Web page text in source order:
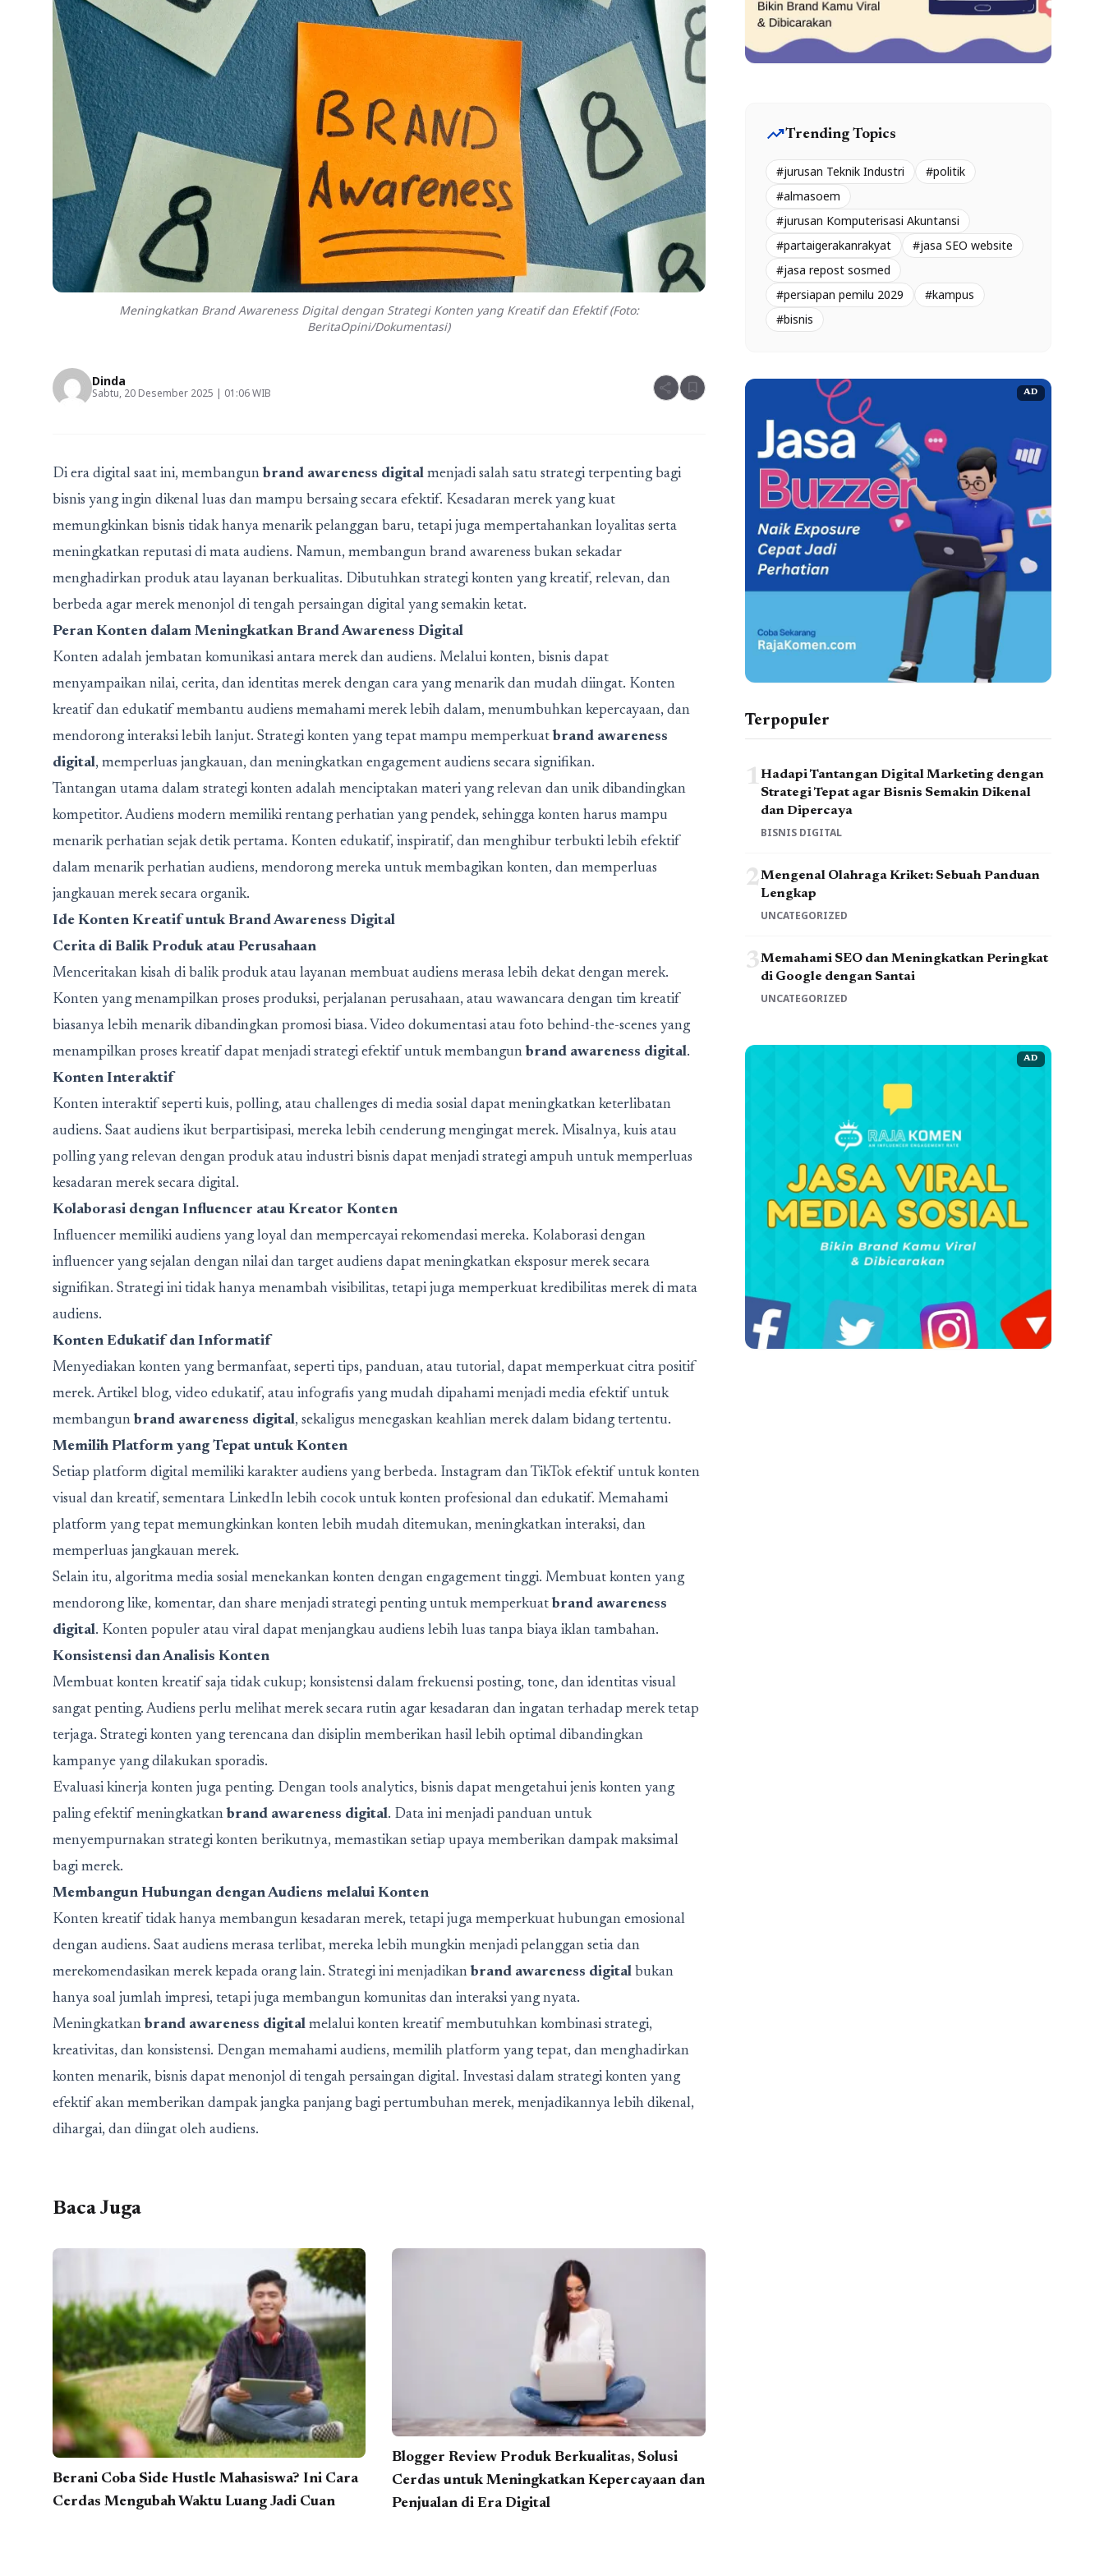
Meningkatkan Brand Awareness Digital dengan Strategi Konten yang Kreatif dan Efektif (Foto:
BeritaOpini/Dokumentasi)
Dinda
Sabtu, 20 Desember 2025 | 01:06 WIB share bookmark
Di era digital saat ini, membangun brand awareness digital menjadi salah satu strategi terpenting bagi
bisnis yang ingin dikenal luas dan mampu bersaing secara efektif. Kesadaran merek yang kuat
memungkinkan bisnis tidak hanya menarik pelanggan baru, tetapi juga mempertahankan loyalitas serta
meningkatkan reputasi di mata audiens. Namun, membangun brand awareness bukan sekadar
menghadirkan produk atau layanan berkualitas. Dibutuhkan strategi konten yang kreatif, relevan, dan
berbeda agar merek menonjol di tengah persaingan digital yang semakin ketat.
Peran Konten dalam Meningkatkan Brand Awareness Digital
Konten adalah jembatan komunikasi antara merek dan audiens. Melalui konten, bisnis dapat
menyampaikan nilai, cerita, dan identitas merek dengan cara yang menarik dan mudah diingat. Konten
kreatif dan edukatif membantu audiens memahami merek lebih dalam, menumbuhkan kepercayaan, dan
mendorong interaksi lebih lanjut. Strategi konten yang tepat mampu memperkuat brand awareness
digital, memperluas jangkauan, dan meningkatkan engagement audiens secara signifikan.
Tantangan utama dalam strategi konten adalah menciptakan materi yang relevan dan unik dibandingkan
kompetitor. Audiens modern memiliki rentang perhatian yang pendek, sehingga konten harus mampu
menarik perhatian sejak detik pertama. Konten edukatif, inspiratif, dan menghibur terbukti lebih efektif
dalam menarik perhatian audiens, mendorong mereka untuk membagikan konten, dan memperluas
jangkauan merek secara organik.
Ide Konten Kreatif untuk Brand Awareness Digital
Cerita di Balik Produk atau Perusahaan
Menceritakan kisah di balik produk atau layanan membuat audiens merasa lebih dekat dengan merek.
Konten yang menampilkan proses produksi, perjalanan perusahaan, atau wawancara dengan tim kreatif
biasanya lebih menarik dibandingkan promosi biasa. Video dokumentasi atau foto behind-the-scenes yang
menampilkan proses kreatif dapat menjadi strategi efektif untuk membangun brand awareness digital.
Konten Interaktif
Konten interaktif seperti kuis, polling, atau challenges di media sosial dapat meningkatkan keterlibatan
audiens. Saat audiens ikut berpartisipasi, mereka lebih cenderung mengingat merek. Misalnya, kuis atau
polling yang relevan dengan produk atau industri bisnis dapat menjadi strategi ampuh untuk memperluas
kesadaran merek secara digital.
Kolaborasi dengan Influencer atau Kreator Konten
Influencer memiliki audiens yang loyal dan mempercayai rekomendasi mereka. Kolaborasi dengan
influencer yang sejalan dengan nilai dan target audiens dapat meningkatkan eksposur merek secara
signifikan. Strategi ini tidak hanya menambah visibilitas, tetapi juga memperkuat kredibilitas merek di mata
audiens.
Konten Edukatif dan Informatif
Menyediakan konten yang bermanfaat, seperti tips, panduan, atau tutorial, dapat memperkuat citra positif
merek. Artikel blog, video edukatif, atau infografis yang mudah dipahami menjadi media efektif untuk
membangun brand awareness digital, sekaligus menegaskan keahlian merek dalam bidang tertentu.
Memilih Platform yang Tepat untuk Konten
Setiap platform digital memiliki karakter audiens yang berbeda. Instagram dan TikTok efektif untuk konten
visual dan kreatif, sementara LinkedIn lebih cocok untuk konten profesional dan edukatif. Memahami
platform yang tepat memungkinkan konten lebih mudah ditemukan, meningkatkan interaksi, dan
memperluas jangkauan merek.
Selain itu, algoritma media sosial menekankan konten dengan engagement tinggi. Membuat konten yang
mendorong like, komentar, dan share menjadi strategi penting untuk memperkuat brand awareness
digital. Konten populer atau viral dapat menjangkau audiens lebih luas tanpa biaya iklan tambahan.
Konsistensi dan Analisis Konten
Membuat konten kreatif saja tidak cukup; konsistensi dalam frekuensi posting, tone, dan identitas visual
sangat penting. Audiens perlu melihat merek secara rutin agar kesadaran dan ingatan terhadap merek tetap
terjaga. Strategi konten yang terencana dan disiplin memberikan hasil lebih optimal dibandingkan
kampanye yang dilakukan sporadis.
Evaluasi kinerja konten juga penting. Dengan tools analytics, bisnis dapat mengetahui jenis konten yang
paling efektif meningkatkan brand awareness digital. Data ini menjadi panduan untuk
menyempurnakan strategi konten berikutnya, memastikan setiap upaya memberikan dampak maksimal
bagi merek.
Membangun Hubungan dengan Audiens melalui Konten
Konten kreatif tidak hanya membangun kesadaran merek, tetapi juga memperkuat hubungan emosional
dengan audiens. Saat audiens merasa terlibat, mereka lebih mungkin menjadi pelanggan setia dan
merekomendasikan merek kepada orang lain. Strategi ini menjadikan brand awareness digital bukan
hanya soal jumlah impresi, tetapi juga membangun komunitas dan interaksi yang nyata.
Meningkatkan brand awareness digital melalui konten kreatif membutuhkan kombinasi strategi,
kreativitas, dan konsistensi. Dengan memahami audiens, memilih platform yang tepat, dan menghadirkan
konten menarik, bisnis dapat menonjol di tengah persaingan digital. Investasi dalam strategi konten yang
efektif akan memberikan dampak jangka panjang bagi pertumbuhan merek, menjadikannya lebih dikenal,
dihargai, dan diingat oleh audiens.
Baca Juga
Berani Coba Side Hustle Mahasiswa? Ini Cara
Cerdas Mengubah Waktu Luang Jadi Cuan
Blogger Review Produk Berkualitas, Solusi
Cerdas untuk Meningkatkan Kepercayaan dan
Penjualan di Era Digital
trending_upTrending Topics
#jurusan Teknik Industri
#politik
#almasoem
#jurusan Komputerisasi Akuntansi
#partaigerakanrakyat
#jasa SEO website
#jasa repost sosmed
#persiapan pemilu 2029
#kampus
#bisnis
AD
Terpopuler
1Hadapi Tantangan Digital Marketing dengan
Strategi Tepat agar Bisnis Semakin Dikenal
dan Dipercaya
BISNIS DIGITAL
2Mengenal Olahraga Kriket: Sebuah Panduan
Lengkap
UNCATEGORIZED
3Memahami SEO dan Meningkatkan Peringkat
di Google dengan Santai
UNCATEGORIZED
AD